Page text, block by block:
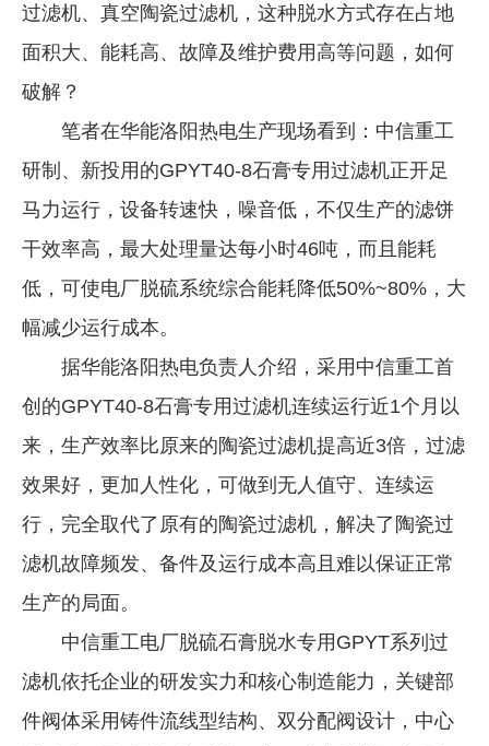
过滤机、真空陶瓷过滤机，这种脱水方式存在占地
面积大、能耗高、故障及维护费用高等问题，如何
破解？
笔者在华能洛阳热电生产现场看到：中信重工
研制、新投用的GPYT40-8石膏专用过滤机正开足
马力运行，设备转速快，噪音低，不仅生产的滤饼
干效率高，最大处理量达每小时46吨，而且能耗
低，可使电厂脱硫系统综合能耗降低50%~80%，大
幅减少运行成本。
据华能洛阳热电负责人介绍，采用中信重工首
创的GPYT40-8石膏专用过滤机连续运行近1个月以
来，生产效率比原来的陶瓷过滤机提高近3倍，过滤
效果好，更加人性化，可做到无人值守、连续运
行，完全取代了原有的陶瓷过滤机，解决了陶瓷过
滤机故障频发、备件及运行成本高且难以保证正常
生产的局面。
中信重工电厂脱硫石膏脱水专用GPYT系列过
滤机依托企业的研发实力和核心制造能力，关键部
件阀体采用铸件流线型结构、双分配阀设计，中心